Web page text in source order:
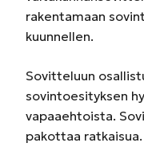
rakentamaan
kuunnellen.
Sovitteluun
sovintoesityksen
vapaaehtoista.
pakottaa ratkaisua.